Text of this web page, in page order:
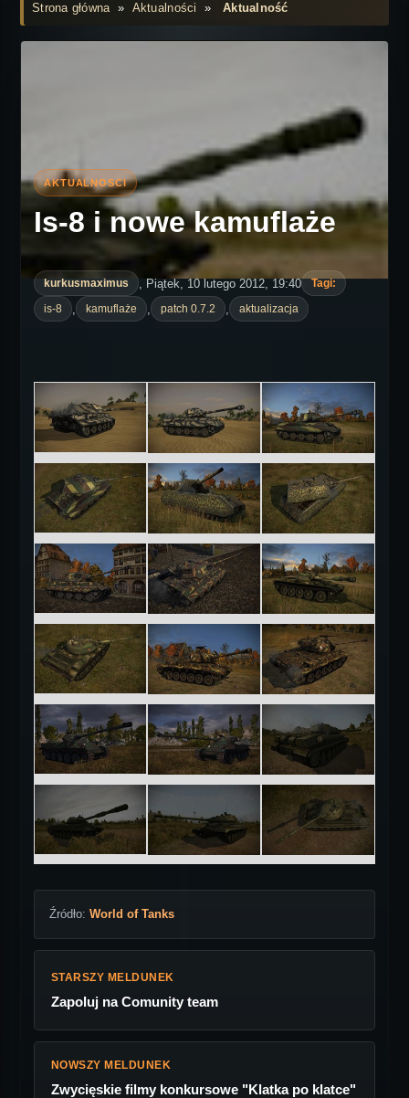
Strona główna» Aktualności »Aktualność
Is-8 i nowe kamuflaże
kurkusmaximus , Piątek, 10 lutego 2012, 19:40
Tagi:
is-8
kamuflaże patch 0.7.2 aktualizacja
Źródło: World of Tanks
STARSZY MELDUNEK
Zapoluj na Comunity team
NOWSZY MELDUNEK
Zwycięskie filmy konkursowe "Klatka po klatce"